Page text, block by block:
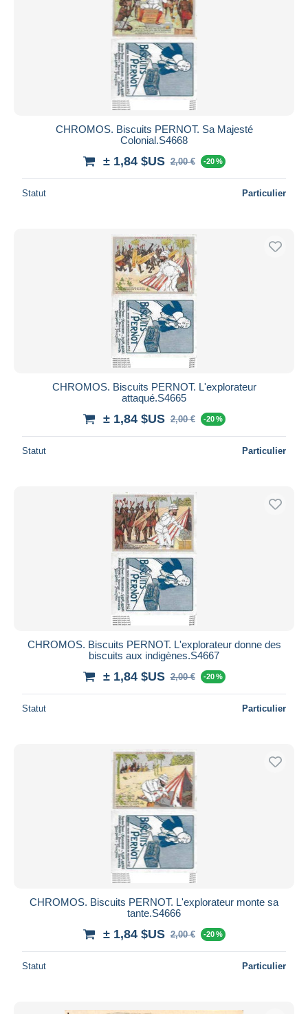
CHROMOS. Biscuits PERNOT. Sa Majesté
Colonial.S4668
± 1,84 $US 2,00 € -20 %
Statut Particulier
CHROMOS. Biscuits PERNOT. L'explorateur
attaqué.S4665
± 1,84 $US 2,00 € -20 %
Statut Particulier
CHROMOS. Biscuits PERNOT. L'explorateur donne des
biscuits aux indigènes.S4667
± 1,84 $US 2,00 € -20 %
Statut Particulier
CHROMOS. Biscuits PERNOT. L'explorateur monte sa
tante.S4666
± 1,84 $US 2,00 € -20 %
Statut Particulier